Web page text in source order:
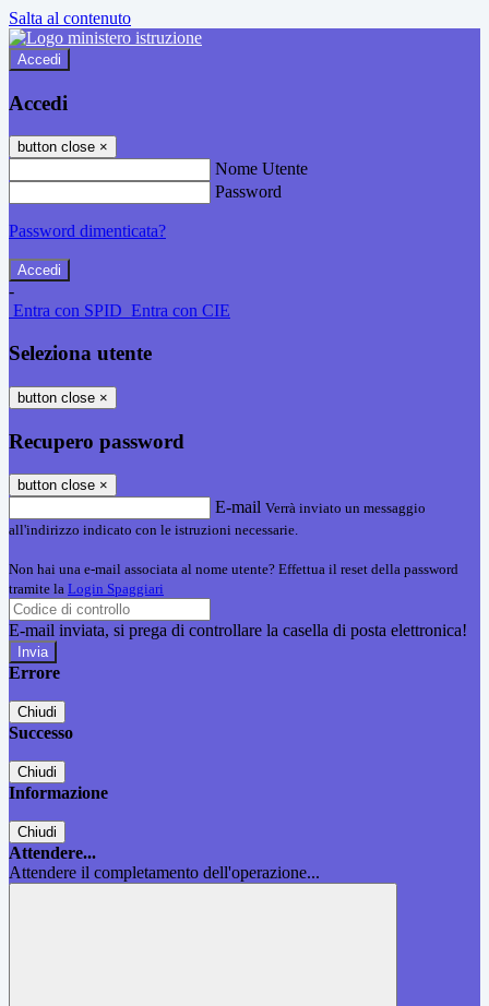
Salta al contenuto
Accedi
Accedi
button close ×
Nome Utente
Password
Password dimenticata?
-
Entra con SPID Entra con CIE
Seleziona utente
button close ×
Recupero password
button close ×
E-mail Verrà inviato un messaggio
all'indirizzo indicato con le istruzioni necessarie.
Non hai una e-mail associata al nome utente? Effettua il reset della password
tramite la Login Spaggiari
E-mail inviata, si prega di controllare la casella di posta elettronica!
Errore
Chiudi
Successo
Chiudi
Informazione
Chiudi
Attendere...
Attendere il completamento dell'operazione...